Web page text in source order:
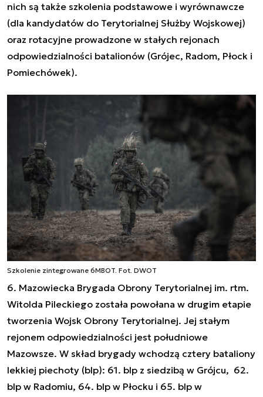
nich są także szkolenia podstawowe i wyrównawcze
(dla kandydatów do Terytorialnej Służby Wojskowej)
oraz rotacyjne prowadzone w stałych rejonach
odpowiedzialności batalionów (Grójec, Radom, Płock i
Pomiechówek).
Szkolenie zintegrowane 6MBOT. Fot. DWOT
6. Mazowiecka Brygada Obrony Terytorialnej im. rtm.
Witolda Pileckiego została powołana w drugim etapie
tworzenia Wojsk Obrony Terytorialnej. Jej stałym
rejonem odpowiedzialności jest południowe
Mazowsze. W skład brygady wchodzą cztery bataliony
lekkiej piechoty (blp): 61. blp z siedzibą w Grójcu, 62.
blp w Radomiu, 64. blp w Płocku i 65. blp w